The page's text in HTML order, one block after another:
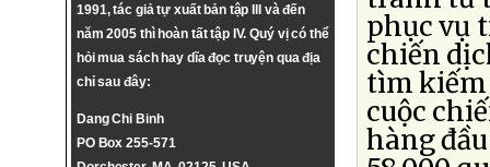
1991, tác giả tự xuất bản tập III và đến
năm 2005 thì hoàn tất tập IV. Quý vị có thể
hỏi mua sách hay dĩa đọc truyện qua địa
chỉ sau đây:
Dang Chi Binh
PO Box 255-571
phục vụ
chiến
tìm kiếm
cuộc
hàng